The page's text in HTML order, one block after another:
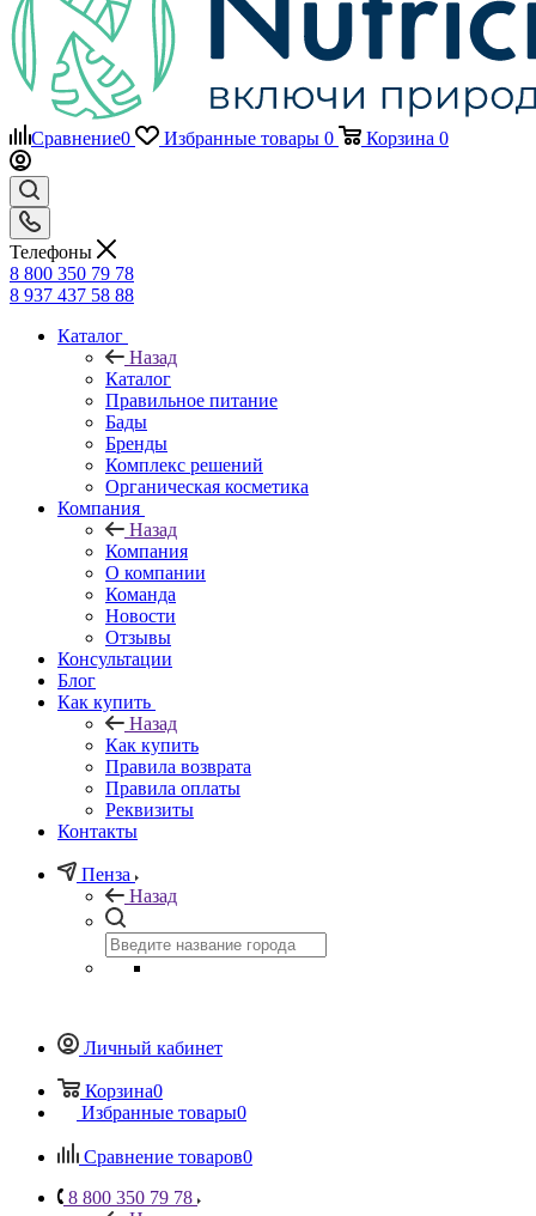
Сравнение0 Избранные товары 0 Корзина 0
Телефоны
8 800 350 79 78
8 937 437 58 88
Каталог
Назад
Каталог
Правильное питание
Бады
Бренды
Комплекс решений
Органическая косметика
Компания
Назад
Компания
О компании
Команда
Новости
Отзывы
Консультации
Блог
Как купить
Назад
Как купить
Правила возврата
Правила оплаты
Реквизиты
Контакты
Пенза
Назад
Личный кабинет
Корзина0
Избранные товары0
Сравнение товаров0
8 800 350 79 78